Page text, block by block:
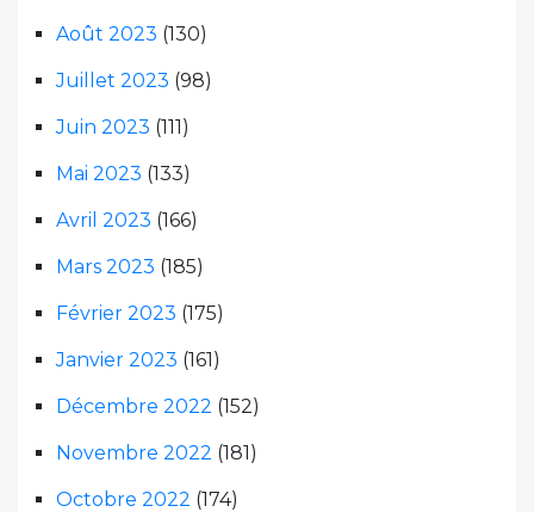
Août 2023 (130)
Juillet 2023 (98)
Juin 2023 (111)
Mai 2023 (133)
Avril 2023 (166)
Mars 2023 (185)
Février 2023 (175)
Janvier 2023 (161)
Décembre 2022 (152)
Novembre 2022 (181)
Octobre 2022 (174)